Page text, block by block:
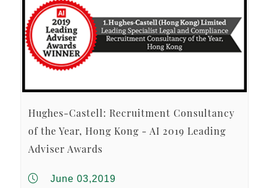
Hughes-Castell: Recruitment Consultancy
of the Year, Hong Kong - AI 2019 Leading
Adviser Awards
June 03,2019